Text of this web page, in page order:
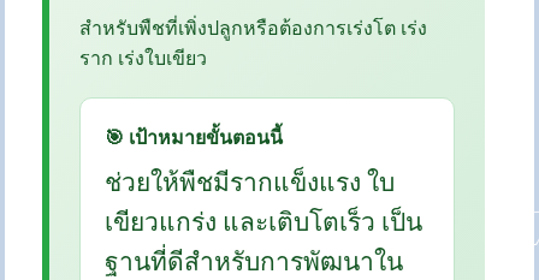
สำหรับพืชที่เพิ่งปลูกหรือต้องการเร่งโต เร่ง
ราก เร่งใบเขียว
🎯 เป้าหมายขั้นตอนนี้
ช่วยให้พืชมีรากแข็งแรง ใบ
เขียวแกร่ง และเติบโตเร็ว เป็น
ฐานที่ดีสำหรับการพัฒนาใน